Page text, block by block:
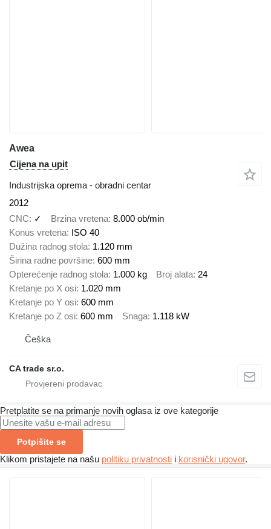
Awea
Cijena na upit
Industrijska oprema - obradni centar
2012
CNC
✓ Brzina vretena 8.000 ob/min
Konus vretena ISO 40
Dužina radnog stola 1.120 mm
Širina radne površine 600 mm
Opterećenje radnog stola 1.000 kg Broj alata 24
Kretanje po X osi 1.020 mm
Kretanje po Y osi 600 mm
Kretanje po Z osi 600 mm Snaga 1.118 kW
Češka
CA trade sr.o.
Pretplatite se na primanje novih oglasa iz ove kategorije
Potpišite se
Klikom pristajete na našu politiku privatnosti i korisnički ugovor.